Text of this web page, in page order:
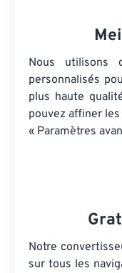
Nous utilisons
personnalisés
plus haute
pouvez affiner
« Paramètres
Notre
sur tous les